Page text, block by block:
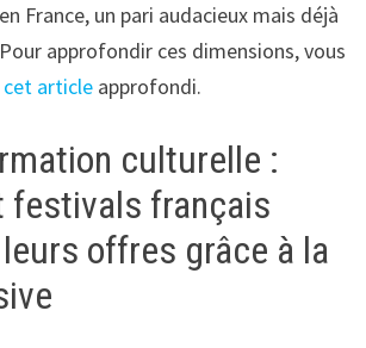
France, un pari audacieux mais déjà
approfondir ces dimensions, vous
cet articleapprofondi.
culturelle :
festivals français
offres grâce à la